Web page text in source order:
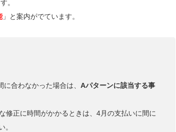
。
」と案内がでています。
合わなかった場合は、 Aパターンに該当する事
修正に時間がかかるときは、4月の支払いに間に
。